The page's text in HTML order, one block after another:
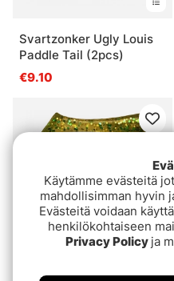
Svartzonker Ugly Louis
Paddle Tail (2pcs)
€9.10
Arvio: (2)5.0 5:sta
Käytämme evästeitä
mahdollisimman hyvin
Evästeitä voidaan
henkilökohtaiseen
Privacy Policy ja